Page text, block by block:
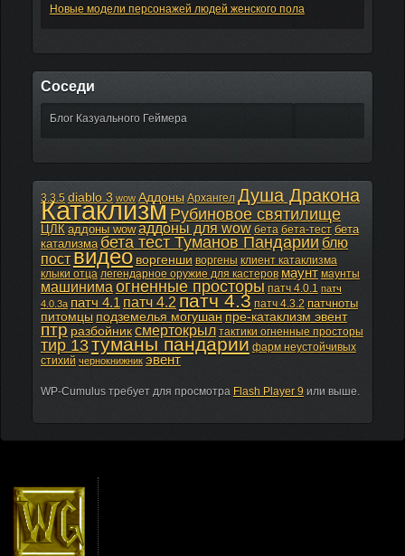
Новые модели персонажей людей женского пола
Соседи
Блог Казуального Геймера
3.3.5 diablo 3 wow Аддоны Архангел Душа Дракона
Катаклизм Рубиновое святилище
ЦЛК аддоны wow аддоны для wow бета бета-тест бета
катализма бета тест Туманов Пандарии блю
поствидео воргенши воргены клиент катаклизма
клыки отца легендарное оружие для кастеров маунт маунты
машинима огненные просторы патч 4.0.1 патч
4.0.3а патч 4.1 патч 4.2 патч 4.3 патч 4.3.2 патчноты
питомцы подземелья могушанпре-катаклизм эвент
птр разбойниксмертокрыл тактики огненные просторы
тир 13туманы пандарии фарм неустойчивых
стихий чернокнижник эвент
WP-Cumulus требует для просмотра Flash Player 9 или выше.